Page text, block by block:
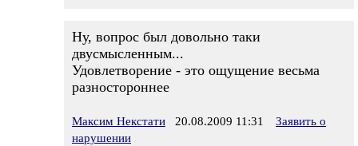
Ну, вопрос был довольно таки
двусмысленным...
Удовлетворение - это ощущение весьма
разностороннее
Максим Некстати 20.08.2009 11:31
Заявить о
нарушении